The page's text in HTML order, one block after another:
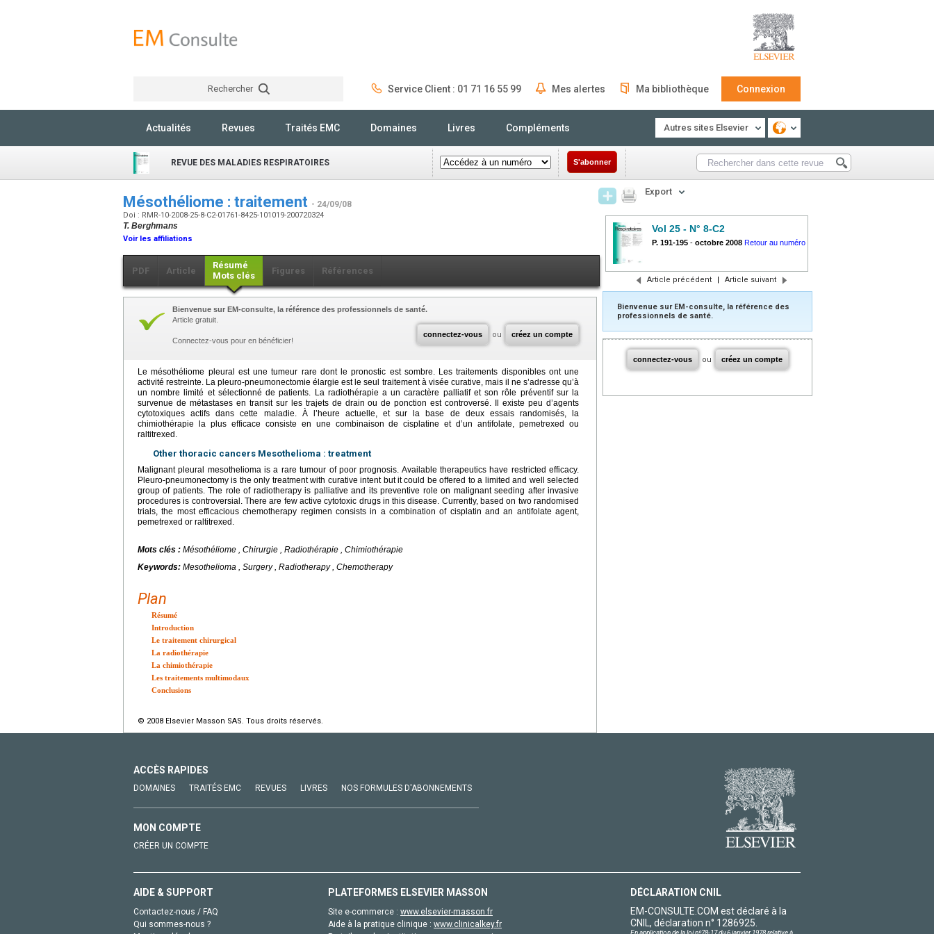
Rechercher Service Client : 01 71 16 55 99 Mes alertes Ma bibliothèque Connexion
Actualités Revues Traités EMC Domaines Livres Compléments Autres sites Elsevier
REVUE DES MALADIES RESPIRATOIRES S'abonner
Mésothéliome : traitement - 24/09/08
Doi : RMR-10-2008-25-8-C2-01761-8425-101019-200720324
T. Berghmans
Voir les affiliations
PDF Article
Résumé
Mots clés
Figures Références
connectez-vous ou créez un compte
Bienvenue sur EM-consulte, la référence des professionnels de santé.
Article gratuit.
Connectez-vous pour en bénéficier!
Le mésothéliome pleural est une tumeur rare dont le pronostic est sombre. Les traitements disponibles ont une
activité restreinte. La pleuro-pneumonectomie élargie est le seul traitement à visée curative, mais il ne s’adresse qu’à
un nombre limité et sélectionné de patients. La radiothérapie a un caractère palliatif et son rôle préventif sur la
survenue de métastases en transit sur les trajets de drain ou de ponction est controversé. Il existe peu d’agents
cytotoxiques actifs dans cette maladie. À l’heure actuelle, et sur la base de deux essais randomisés, la
chimiothérapie la plus efficace consiste en une combinaison de cisplatine et d’un antifolate, pemetrexed ou
raltitrexed.
Other thoracic cancers Mesothelioma : treatment
Malignant pleural mesothelioma is a rare tumour of poor prognosis. Available therapeutics have restricted efficacy.
Pleuro-pneumonectomy is the only treatment with curative intent but it could be offered to a limited and well selected
group of patients. The role of radiotherapy is palliative and its preventive role on malignant seeding after invasive
procedures is controversial. There are few active cytotoxic drugs in this disease. Currently, based on two randomised
trials, the most efficacious chemotherapy regimen consists in a combination of cisplatin and an antifolate agent,
pemetrexed or raltitrexed.
Mots clés : Mésothéliome , Chirurgie , Radiothérapie , Chimiothérapie
Keywords: Mesothelioma , Surgery , Radiotherapy , Chemotherapy
Plan
Résumé
Introduction
Le traitement chirurgical
La radiothérapie
La chimiothérapie
Les traitements multimodaux
Conclusions
© 2008 Elsevier Masson SAS. Tous droits réservés.
Export
Vol 25 - N° 8-C2
P. 191-195 - octobre 2008 Retour au numéro
Article précédent | Article suivant
Bienvenue sur EM-consulte, la référence des
professionnels de santé.
connectez-vous ou créez un compte
ACCÈS RAPIDES
DOMAINES TRAITÉS EMC REVUES LIVRES NOS FORMULES D'ABONNEMENTS
MON COMPTE
CRÉER UN COMPTE
AIDE & SUPPORT
Contactez-nous / FAQ
Qui sommes-nous ?
PLATEFORMES ELSEVIER MASSON
Site e-commerce : www.elsevier-masson.fr
Aide à la pratique clinique : www.clinicalkey.fr
DÉCLARATION CNIL
EM-CONSULTE.COM est déclaré à la
CNIL, déclaration n° 1286925.